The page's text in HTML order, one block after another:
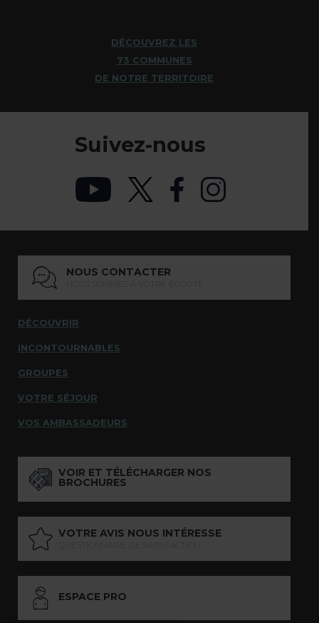
DÉCOUVREZ LES
73 COMMUNES
DE NOTRE TERRITOIRE
Suivez-nous
NOUS CONTACTER
DÉCOUVRIR
INCONTOURNABLES
GROUPES
VOTRE SÉJOUR
VOS AMBASSADEURS
VOIR ET TÉLÉCHARGER NOS
BROCHURES
VOTRE AVIS NOUS INTÉRESSE
ESPACE PRO